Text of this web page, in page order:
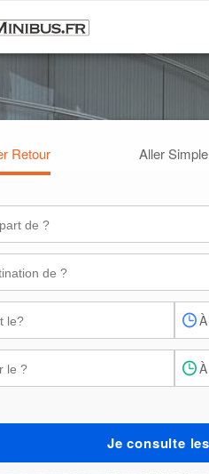
Retour Aller Simple
Je consulte